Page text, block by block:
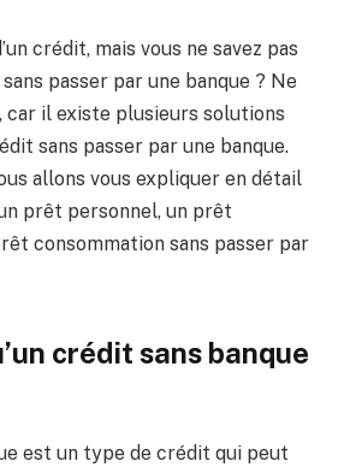
crédit, mais vous ne savez pas
passer par une banque ? Ne
car il existe plusieurs solutions
sans passer par une banque.
allons vous expliquer en détail
prêt personnel, un prêt
consommation sans passer par
crédit sans banque
est un type de crédit qui peut